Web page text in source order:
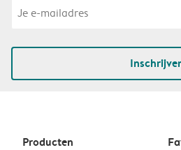
Producten